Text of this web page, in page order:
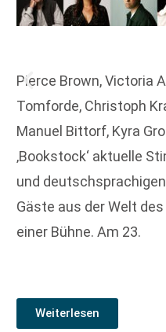
Pierce Brown, Victoria
Tomforde, Christoph
Manuel Bittorf, Kyra
‚Bookstock‘ aktuelle
und
Gäste aus der Welt
einer Bühne. Am 23.
Weiterlesen